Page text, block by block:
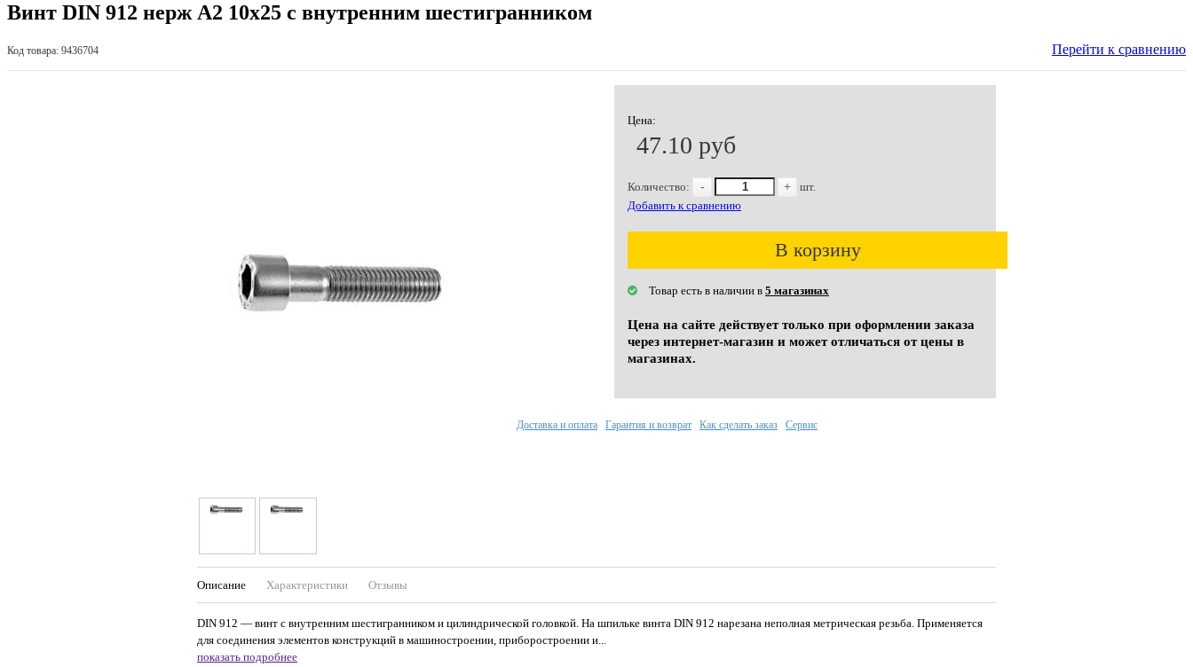
Винт DIN 912 нерж A2 10х25 с внутренним шестигранником
Код товара: 9436704 Перейти к сравнению
Цена:
47.10 руб
Количество: - +
шт.
Добавить к сравнению
В корзину
Товар есть в наличии в 5 магазинах
Цена на сайте действует только при оформлении заказа
через интернет-магазин и может отличаться от цены в
магазинах.
Описание Характеристики Отзывы
DIN 912 — винт с внутренним шестигранником и цилиндрической головкой. На шпильке винта DIN 912 нарезана неполная метрическая резьба. Применяется
для соединения элементов конструкций в машиностроении, приборостроении и...
показать подробнее
Доставка и оплата Гарантия и возврат Как сделать заказ Сервис